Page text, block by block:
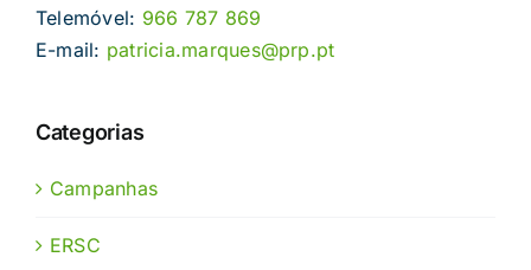
Telemóvel: 966 787 869
E-mail: patricia.marques@prp.pt
Categorias
Campanhas
ERSC